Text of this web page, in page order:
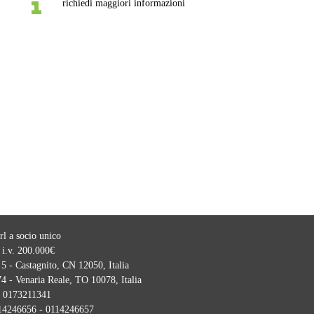
richiedi maggiori informazioni
a socio unico
i.v. 200.000€
- Castagnito, CN 12050, Italia
- Venaria Reale, TO 10078, Italia
0173211341
- 0114246657